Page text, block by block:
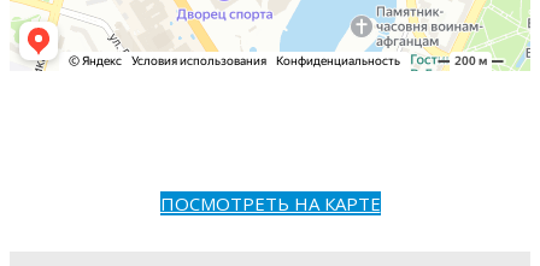
ПОСМОТРЕТЬ НА КАРТЕ